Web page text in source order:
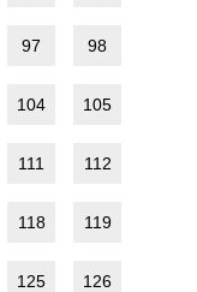
97 98
104 105
111 112
118 119
125 126